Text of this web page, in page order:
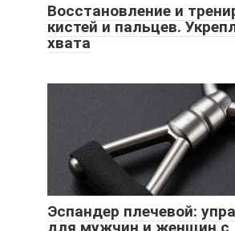
Восстановление и
кистей и пальцев.
хвата
Эспандер плечевой:
для мужчин и женщин с